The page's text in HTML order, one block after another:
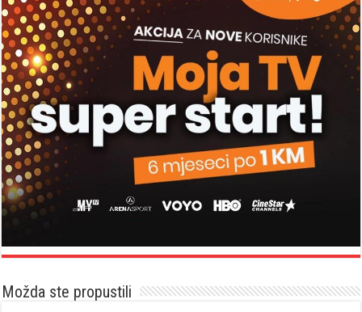
Možda ste propustili